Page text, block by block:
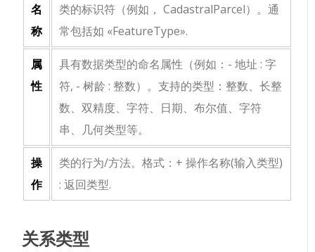
名
称
类的标识符（例如，CadastralParcel）。通
常包括如 «FeatureType».
属
性
具有数据类型的命名属性（例如： - 地址 : 字
符, - 树龄 : 整数）。支持的类型：整数、长整
数、双精度、字符、日期、布尔值、字符
串、几何类型等。
操
作
类的行为/方法。格式： + 操作名称(输入类型)
: 返回类型.
关系类型